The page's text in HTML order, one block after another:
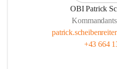
OBI Patrick
+43 664